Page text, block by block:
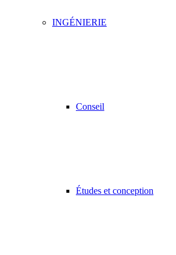
INGÉNIERIE
Conseil
Études et conception